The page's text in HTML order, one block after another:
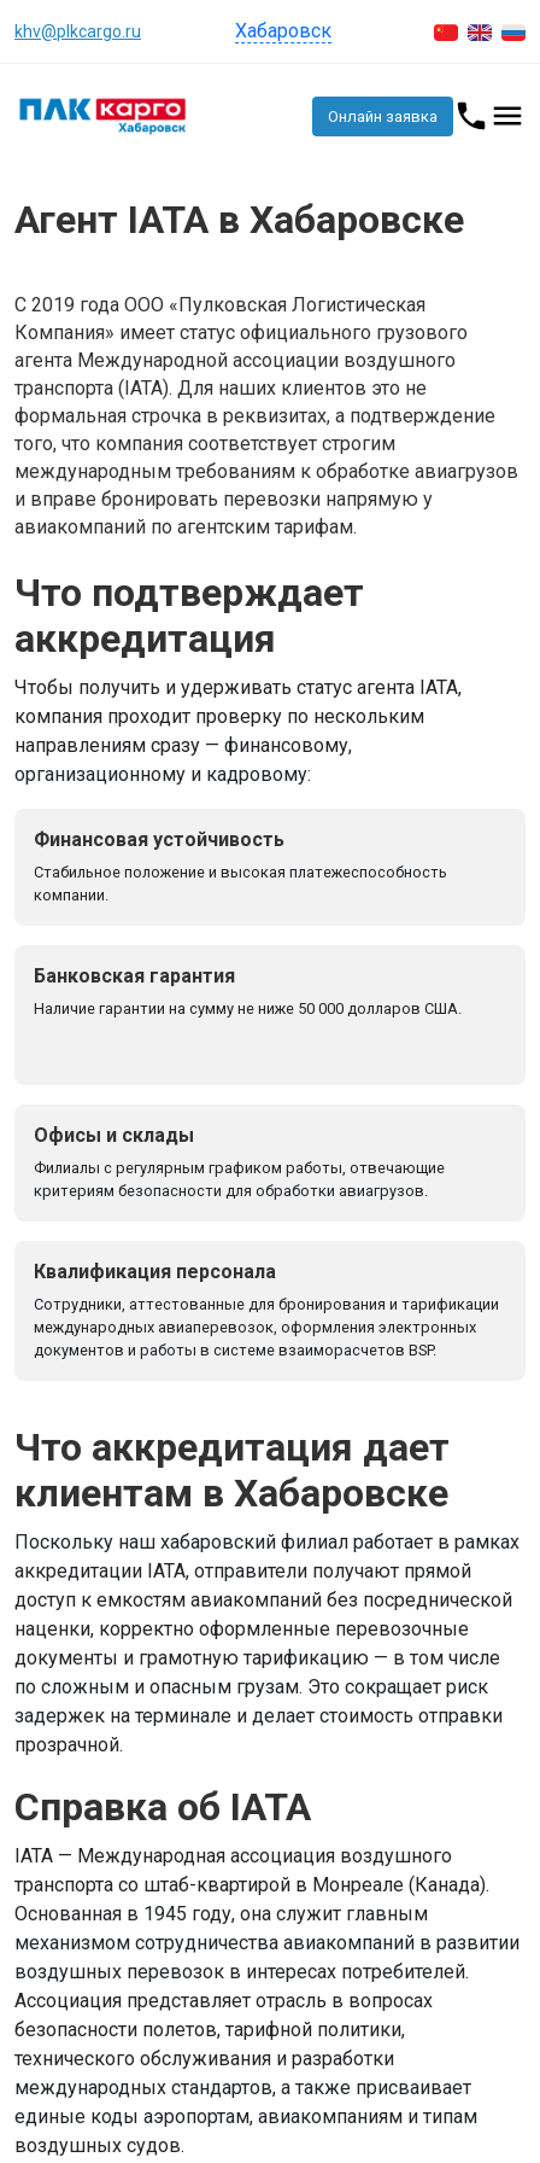
khv@plkcargo.ru Хабаровск
Онлайн заявка
Агент IATA в Хабаровске
С 2019 года ООО «Пулковская Логистическая
Компания» имеет статус официального грузового
агента Международной ассоциации воздушного
транспорта (IATA). Для наших клиентов это не
формальная строчка в реквизитах, а подтверждение
того, что компания соответствует строгим
международным требованиям к обработке авиагрузов
и вправе бронировать перевозки напрямую у
авиакомпаний по агентским тарифам.
Что подтверждает
аккредитация
Чтобы получить и удерживать статус агента IATA,
компания проходит проверку по нескольким
направлениям сразу — финансовому,
организационному и кадровому:
Финансовая устойчивость
Стабильное положение и высокая платежеспособность
компании.
Банковская гарантия
Наличие гарантии на сумму не ниже 50 000 долларов США.
Офисы и склады
Филиалы с регулярным графиком работы, отвечающие
критериям безопасности для обработки авиагрузов.
Квалификация персонала
Сотрудники, аттестованные для бронирования и тарификации
международных авиаперевозок, оформления электронных
документов и работы в системе взаиморасчетов BSP.
Что аккредитация дает
клиентам в Хабаровске
Поскольку наш хабаровский филиал работает в рамках
аккредитации IATA, отправители получают прямой
доступ к емкостям авиакомпаний без посреднической
наценки, корректно оформленные перевозочные
документы и грамотную тарификацию — в том числе
по сложным и опасным грузам. Это сокращает риск
задержек на терминале и делает стоимость отправки
прозрачной.
Справка об IATA
IATA — Международная ассоциация воздушного
транспорта со штаб-квартирой в Монреале (Канада).
Основанная в 1945 году, она служит главным
механизмом сотрудничества авиакомпаний в развитии
воздушных перевозок в интересах потребителей.
Ассоциация представляет отрасль в вопросах
безопасности полетов, тарифной политики,
технического обслуживания и разработки
международных стандартов, а также присваивает
единые коды аэропортам, авиакомпаниям и типам
воздушных судов.